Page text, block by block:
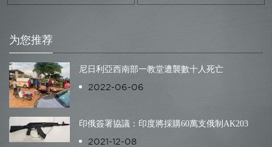
为您推荐
尼日利亞西南部一教堂遭襲數十人死亡
2022-06-06
印俄簽署協議：印度將採購60萬支俄制AK203
2021-12-08